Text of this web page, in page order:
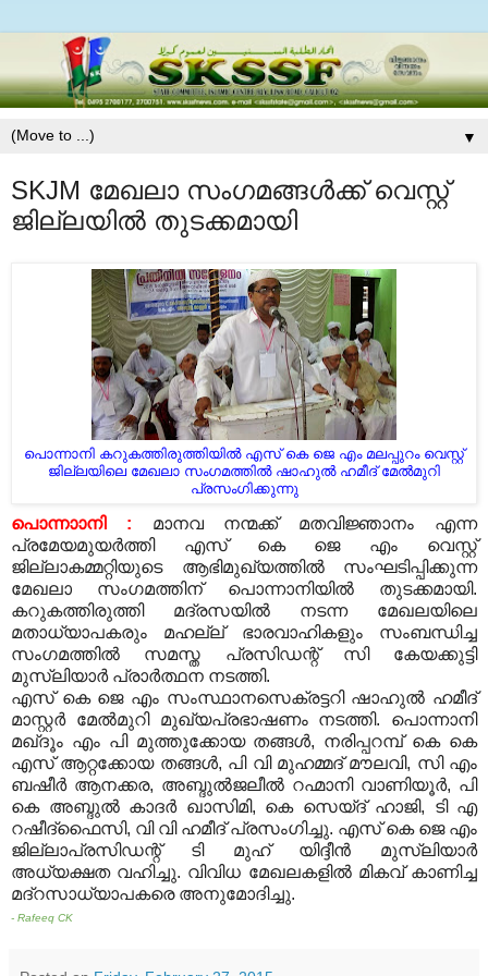
▼
SKJM മേഖലാ സംഗമങ്ങള്‍ക്ക് വെസ്റ്റ്
ജില്ലയില്‍ തുടക്കമായി
പൊന്നാനി കറുകത്തിരുത്തിയില്‍ എസ് കെ ജെ എം മലപ്പുറം വെസ്റ്റ്
ജില്ലയിലെ മേഖലാ സംഗമത്തില്‍ ഷാഹുല്‍ ഹമീദ് മേല്‍മുറി
പ്രസംഗിക്കുന്നു
പൊന്നാാനി : മാനവ നന്മക്ക് മതവിജ്ഞാനം എന്ന
പ്രമേയമുയര്‍ത്തി എസ് കെ ജെ എം വെസ്റ്റ്
ജില്ലാകമ്മറ്റിയുടെ ആഭിമുഖ്യത്തില്‍ സംഘടിപ്പിക്കുന്ന
മേഖലാ സംഗമത്തിന് പൊന്നാനിയില്‍ തുടക്കമായി.
കറുകത്തിരുത്തി മദ്രസയില്‍ നടന്ന മേഖലയിലെ
മതാധ്യാപകരും മഹല്ല് ഭാരവാഹികളും സംബന്ധിച്ച
സംഗമത്തില്‍ സമസ്ത പ്രസിഡന്റ് സി കേയക്കുട്ടി
മുസ്‌ലിയാര്‍ പ്രാര്‍ത്ഥന നടത്തി.
എസ് കെ ജെ എം സംസ്ഥാനസെക്രട്ടറി ഷാഹുല്‍ ഹമീദ്
മാസ്റ്റര്‍ മേല്‍മുറി മുഖ്യപ്രഭാഷണം നടത്തി. പൊന്നാനി
മഖ്ദൂം എം പി മുത്തുക്കോയ തങ്ങള്‍, നരിപ്പറമ്പ് കെ കെ
എസ് ആറ്റക്കോയ തങ്ങള്‍, പി വി മുഹമ്മദ് മൗലവി, സി എം
ബഷീര്‍ ആനക്കര, അബ്ദുല്‍ജലീല്‍ റഹ്മാനി വാണിയൂര്‍, പി
കെ അബ്ദുല്‍ കാദര്‍ ഖാസിമി, കെ സെയ്ദ് ഹാജി, ടി എ
റഷീദ്‌ഫൈസി, വി വി ഹമീദ് പ്രസംഗിച്ചു. എസ് കെ ജെ എം
ജില്ലാപ്രസിഡന്റ് ടി മുഹ് യിദ്ദീന്‍ മുസ്‌ലിയാര്‍
അധ്യക്ഷത വഹിച്ചു. വിവിധ മേഖലകളില്‍ മികവ് കാണിച്ച
മദ്‌റസാധ്യാപകരെ അനുമോദിച്ചു.
- Rafeeq CK